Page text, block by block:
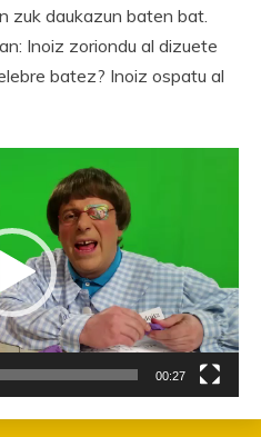
zuk daukazun baten bat.
Inoiz zoriondu al dizuete
batez? Inoiz ospatu al
00:27